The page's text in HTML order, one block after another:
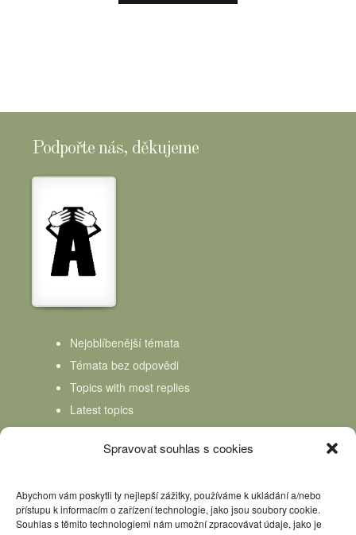
Spravovat souhlas s cookies
Abychom vám poskytli ty nejlepší zážitky, používáme k ukládání a/nebo
přístupu k informacím o zařízení technologie, jako jsou soubory cookie.
Souhlas s těmito technologiemi nám umožní zpracovávat údaje, jako je
Podpořte nás, děkujeme
Nejoblíbenější témata
Témata bez odpovědi
Topics with most replies
Latest topics
Topics Freshness